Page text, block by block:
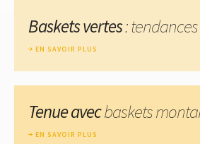
Baskets vertes: tendances
EN SAVOIR PLUS
Tenue avecbaskets
EN SAVOIR PLUS